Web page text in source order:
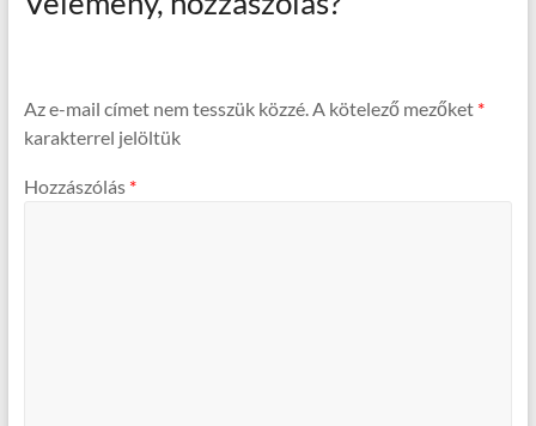
Az e-mail címet nem tesszük közzé. A kötelező mezőket *
karakterrel jelöltük
Hozzászólás *